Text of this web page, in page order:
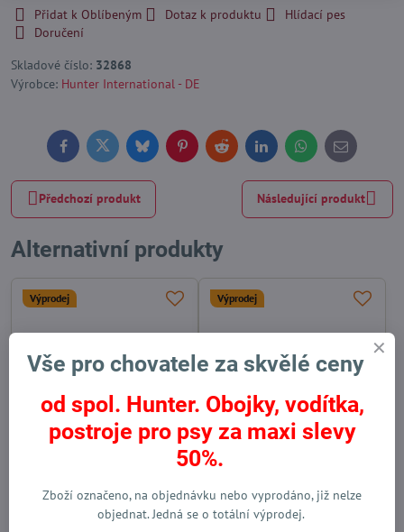
Přidat k Oblíbeným Dotaz k produktu
Hlídací pes
Doručení
Skladové číslo: 32868
Výrobce: Hunter International - DE
FacebookTwitterBlueskyPinterestReddit LinkedInWhatsApp
E-
mail
Předchozí produkt Následující produkt
Alternativní produkty
Výprodej
Skladem
od 364 Kč
Výprodej
Obojek pro psa Hunter Vario
Skladem
od 399 Kč
Vše pro chovatele za skvělé ceny
od spol. Hunter. Obojky, vodítka,
postroje pro psy za maxi slevy
50%.
Zboží označeno, na objednávku nebo vyprodáno, již nelze
objednat. Jedná se o totální výprodej.